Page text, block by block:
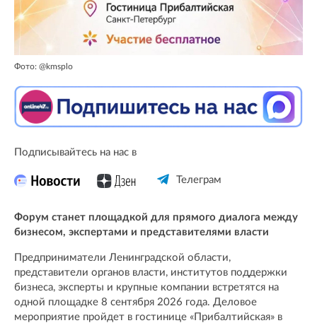
Фото: @kmsplo
Подписывайтесь на нас в
Телеграм
Форум станет площадкой для прямого диалога между
бизнесом, экспертами и представителями власти
Предприниматели Ленинградской области,
представители органов власти, институтов поддержки
бизнеса, эксперты и крупные компании встретятся на
одной площадке 8 сентября 2026 года. Деловое
мероприятие пройдет в гостинице «Прибалтийская» в